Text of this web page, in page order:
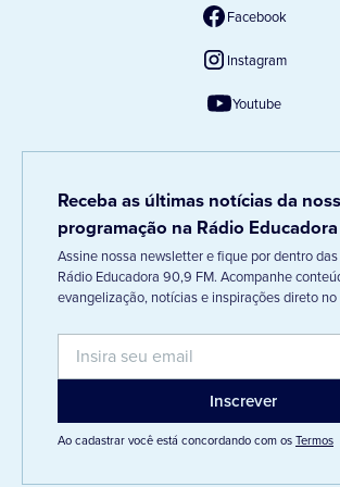
Facebook
Instagram
Youtube
Receba as últimas notícias da
programação na Rádio Educadora
Assine nossa newsletter e fique por dentro
Rádio Educadora 90,9 FM. Acompanhe
evangelização, notícias e inspirações direto no
Ao cadastrar você está concordando com osTermos